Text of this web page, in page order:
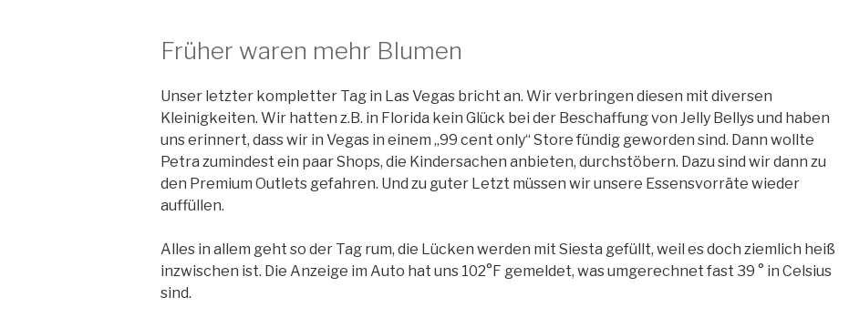
Früher waren mehr Blumen
Unser letzter kompletter Tag in Las Vegas bricht an. Wir verbringen diesen mit diversen
Kleinigkeiten. Wir hatten z.B. in Florida kein Glück bei der Beschaffung von Jelly Bellys und haben
uns erinnert, dass wir in Vegas in einem „99 cent only“ Store fündig geworden sind. Dann wollte
Petra zumindest ein paar Shops, die Kindersachen anbieten, durchstöbern. Dazu sind wir dann zu
den Premium Outlets gefahren. Und zu guter Letzt müssen wir unsere Essensvorräte wieder
auffüllen.
Alles in allem geht so der Tag rum, die Lücken werden mit Siesta gefüllt, weil es doch ziemlich heiß
inzwischen ist. Die Anzeige im Auto hat uns 102°F gemeldet, was umgerechnet fast 39 ° in Celsius
sind.